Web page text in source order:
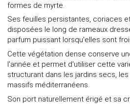
formes de myrte.
Ses feuilles persistantes, coriaces
disposées le long de rameaux
parfum puissant lorsqu'elles sont
Cette végétation dense conserve
l'année et permet d'utiliser cette
structurant dans les jardins secs,
massifs méditerranéens.
Son port naturellement érigé et sa